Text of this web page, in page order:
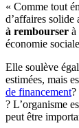
« Comme tout
d’affaires solide
à rembourser à
économie
Elle soulève
estimées, mais
de financement?
? L’organisme
peut être